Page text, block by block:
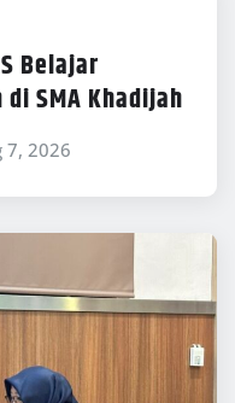
Belajar
SMA Khadijah
7, 2026